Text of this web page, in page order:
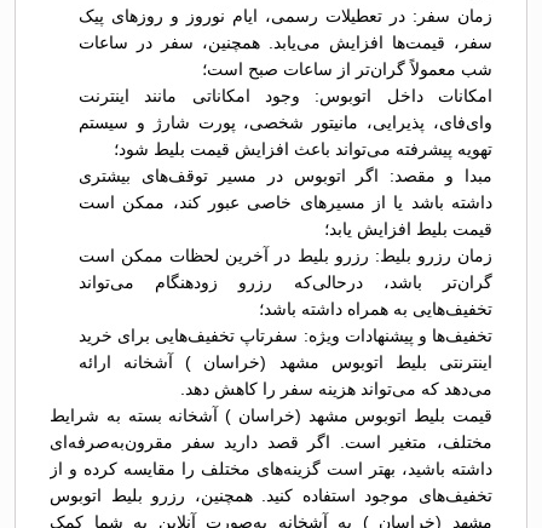
زمان سفر: در تعطیلات رسمی، ایام نوروز و روزهای پیک
سفر، قیمت‌ها افزایش می‌یابد. همچنین، سفر در ساعات
شب معمولاً گران‌تر از ساعات صبح است؛
امکانات داخل اتوبوس: وجود امکاناتی مانند اینترنت
وای‌فای، پذیرایی، مانیتور شخصی، پورت شارژ و سیستم
تهویه پیشرفته می‌تواند باعث افزایش قیمت بلیط شود؛
مبدا و مقصد: اگر اتوبوس در مسیر توقف‌های بیشتری
داشته باشد یا از مسیرهای خاصی عبور کند، ممکن است
قیمت بلیط افزایش یابد؛
زمان رزرو بلیط: رزرو بلیط در آخرین لحظات ممکن است
گران‌تر باشد، درحالی‌که رزرو زودهنگام می‌تواند
تخفیف‌هایی به همراه داشته باشد؛
تخفیف‌ها و پیشنهادات ویژه: سفرتاپ تخفیف‌هایی برای خرید
اینترنتی بلیط اتوبوس مشهد (خراسان ) آشخانه ارائه
می‌دهد که می‌تواند هزینه سفر را کاهش دهد.
قیمت بلیط اتوبوس مشهد (خراسان ) آشخانه بسته به شرایط
مختلف، متغیر است. اگر قصد دارید سفر مقرون‌به‌صرفه‌ای
داشته باشید، بهتر است گزینه‌های مختلف را مقایسه کرده و از
تخفیف‌های موجود استفاده کنید. همچنین، رزرو بلیط اتوبوس
مشهد (خراسان ) به آشخانه به‌صورت آنلاین به شما کمک